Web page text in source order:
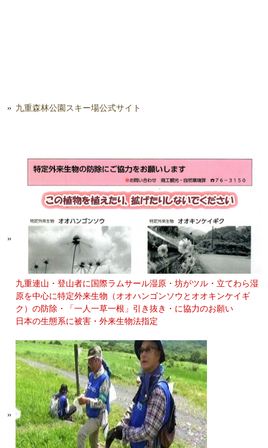
九重森林公園スキー場公式サイト
九重連山・登山者に国際ラムサール湿原・坊がツル・立てわら湿
原を中心に特定外来生物（オオハンゴンソウとオオキンケイギ
ク）の防除・「一人一草一根」引き抜き・に協力のお願い
日本の生態系に被害・外来生物法指定